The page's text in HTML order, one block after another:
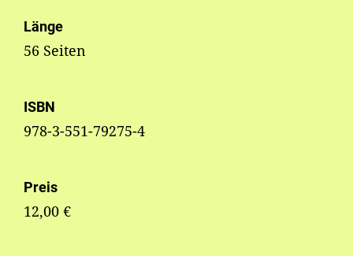
Länge
56 Seiten
ISBN
978-3-551-79275-4
Preis
12,00 €